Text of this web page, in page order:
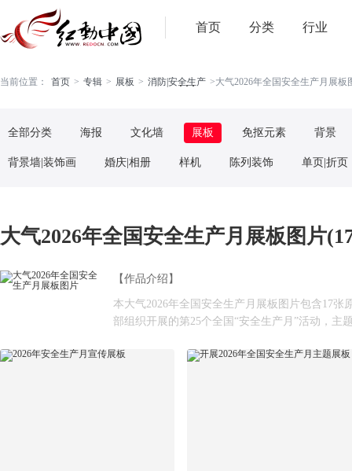
首页 分类 行业
. . .
当前位置： 首页 > 专辑 > 展板 > 消防|安全生产 >大气2026年全国安全生产月展板
全部分类 海报 文化墙 展板 免抠元素 背景
背景墙|装饰画 婚庆|相册 样机 陈列装饰 单页|折页
大气2026年全国安全生产月展板图片
【作品介绍】
本大气2026年全国安全生产月展板图片包含17张
部组织开展的第25个全国“安全生产月”活动，